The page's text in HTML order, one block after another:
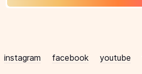
instagram facebook youtube